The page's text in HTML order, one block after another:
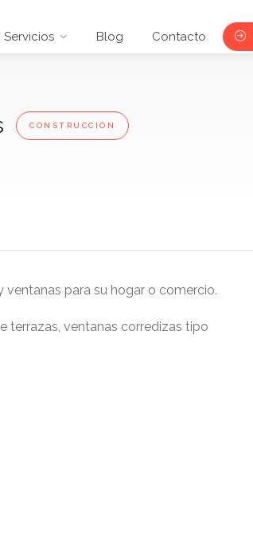
Servicios Blog Contacto
CONSTRUCCIÓN
para su hogar o comercio.
terrazas, ventanas corredizas tipo